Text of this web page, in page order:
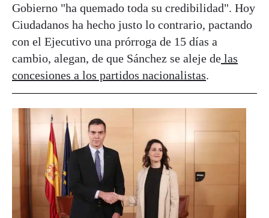
Gobierno "ha quemado toda su credibilidad". Hoy
Ciudadanos ha hecho justo lo contrario, pactando
con el Ejecutivo una prórroga de 15 días a
cambio, alegan, de que Sánchez se aleje de las
concesiones a los partidos nacionalistas.